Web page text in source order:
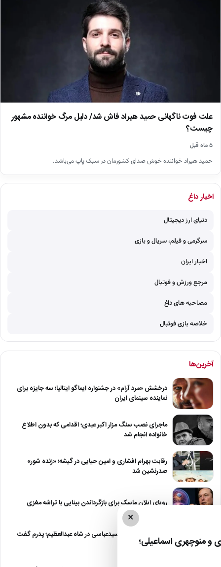
علت فوت ناگهانی حمید هیراد فاش شد/ دلیل مرگ خواننده مشهور
چیست؟
۵ ماه قبل
حمید هیراد خواننده خوش صدای کشورمان در سبک پاپ می‌باشد.
اخبار داغ
دنیای ارز دیجیتال
سرگرمی و فیلم، سریال و بازی
اخبار ایران
مرجع ورزش و فوتبال
مصاحبه های داغ
خلاصه بازی فوتبال
آخرین‌ها
درخشش «مرد آرام» در جشنواره ایماگو ایتالیا؛ سه جایزه برای
نماینده سینمای ایران
ماجرای نصب سنگ مزار اکبر عبدی؛ اقدامی که بدون اطلاع
خانواده انجام شد
رقابت بهرام افشاری و امین حیایی در گیشه؛ «زنده شور»
صدرنشین شد
رویای ایلان ماسک برای بازگرداندن بینایی با تراشه مغزی
درگیری شدید داود سیدعباسی در شاه عبدالعظیم؛ پدرم گفت
طرف مُرد!
×
منوچهری اسماعیلی؛